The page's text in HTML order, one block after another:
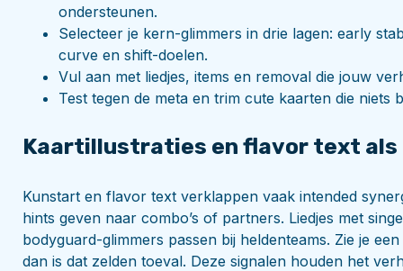
ondersteunen.
Selecteer je kern-glimmers in drie lagen: early
curve en shift-doelen.
Vul aan met liedjes, items en removal die jouw
Test tegen de meta en trim cute kaarten die niets
Kaartillustraties en flavor text als
Kunstart en flavor text verklappen vaak intended
hints geven naar combo’s of partners. Liedjes met
bodyguard-glimmers passen bij heldenteams. Zie je
dan is dat zelden toeval. Deze signalen houden het